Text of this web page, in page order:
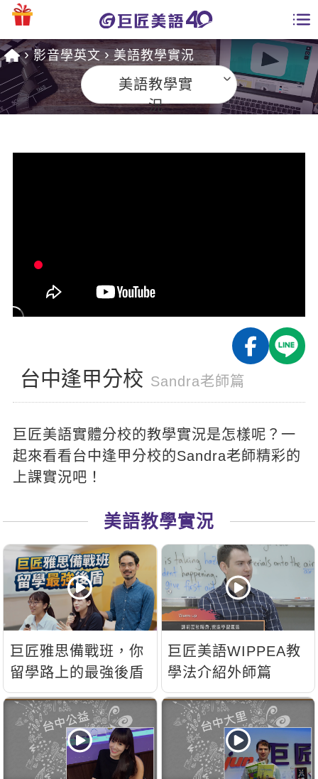
課程總覽
英文檢定
GEPT 全民英檢課程
TOEFL 托福課程
英文聽力養成
開口溜英文
旅遊英文
基礎字彙
英文文法技巧
英文寫作
Cengage TED Talks
CNN聽力強化
新聞英文
主題課程
ECAM
Let's Talk
線上真人
韓語
西班牙語
一對一家教
企業訓練
點讀筆教材
數位學習教材
多益秒學堂
師資團隊
學習分享
學員讚出來
活動花絮
企業服務
學員專區
Recruiting
影音學英文 美語教學實況
美語教學實
況
台中逢甲分校 Sandra老師篇
巨匠美語實體分校的教學實況是怎樣呢？一
起來看看台中逢甲分校的Sandra老師精彩的
上課實況吧！
美語教學實況
巨匠雅思備戰班，你
留學路上的最強後盾
巨匠美語WIPPEA教
學法介紹外師篇